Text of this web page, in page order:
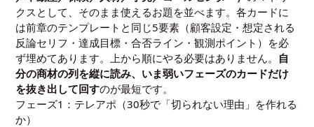
クスとして、そのまま使えるお題を並べます。各カードに
は前章のテンプレートと同じ5要素（顧客設定・想定される
反論セリフ・達成目標・合否ライン・観測ポイント）を必
ず埋めてあります。上から順にやる必要はありません。 自
分の商材の列を縦に読み、いま弱いフェーズのカードだけ
を抜き出して回すのが最短です。
フェーズ1：テレアポ（30秒で「切られない理由」を作れる
か）